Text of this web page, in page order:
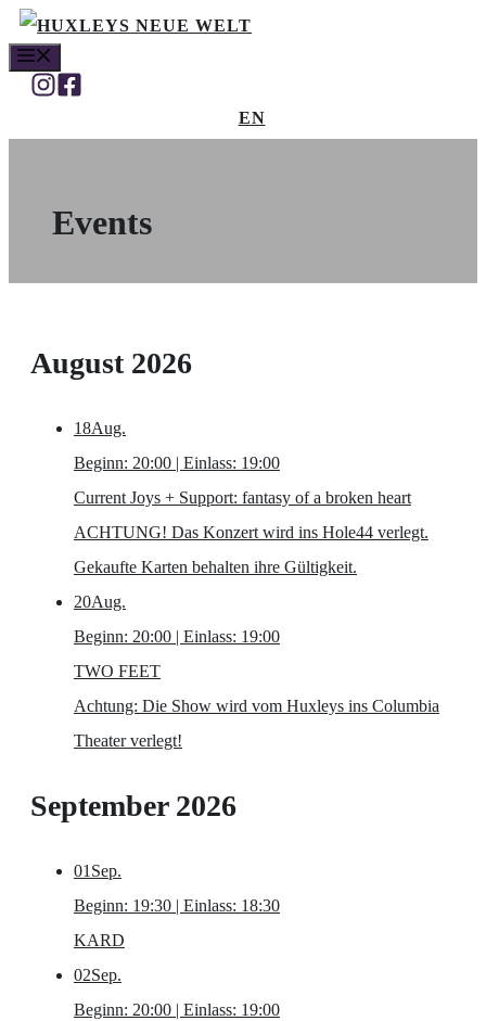
Zum
Inhalt
springen
EN
Events
August 2026
18Aug.
Beginn: 20:00 | Einlass: 19:00
Current Joys + Support: fantasy of a broken heart
ACHTUNG! Das Konzert wird ins Hole44 verlegt.
Gekaufte Karten behalten ihre Gültigkeit.
20Aug.
Beginn: 20:00 | Einlass: 19:00
TWO FEET
Achtung: Die Show wird vom Huxleys ins Columbia
Theater verlegt!
September 2026
01Sep.
Beginn: 19:30 | Einlass: 18:30
KARD
02Sep.
Beginn: 20:00 | Einlass: 19:00